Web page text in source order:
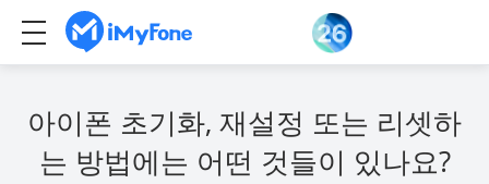
아이폰 초기화, 재설정 또는 리셋하
는 방법에는 어떤 것들이 있나요?